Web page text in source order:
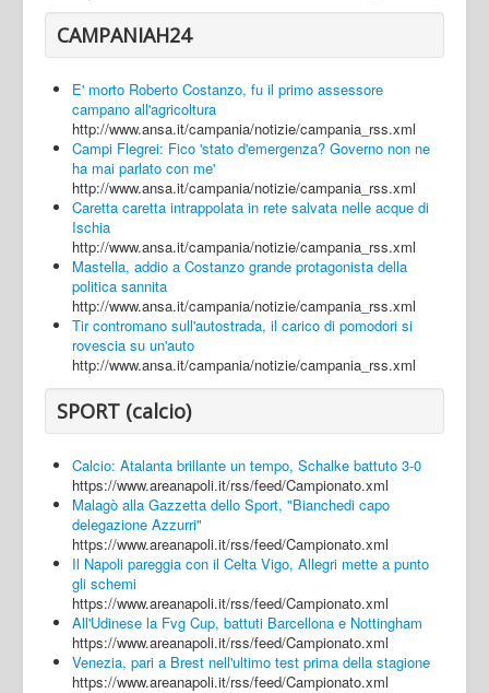
CAMPANIAH24
E' morto Roberto Costanzo, fu il primo assessore
campano all'agricoltura
http://www.ansa.it/campania/notizie/campania_rss.xml
Campi Flegrei: Fico 'stato d'emergenza? Governo non ne
ha mai parlato con me'
http://www.ansa.it/campania/notizie/campania_rss.xml
Caretta caretta intrappolata in rete salvata nelle acque di
Ischia
http://www.ansa.it/campania/notizie/campania_rss.xml
Mastella, addio a Costanzo grande protagonista della
politica sannita
http://www.ansa.it/campania/notizie/campania_rss.xml
Tir contromano sull'autostrada, il carico di pomodori si
rovescia su un'auto
http://www.ansa.it/campania/notizie/campania_rss.xml
SPORT (calcio)
Calcio: Atalanta brillante un tempo, Schalke battuto 3-0
https://www.areanapoli.it/rss/feed/Campionato.xml
Malagò alla Gazzetta dello Sport, "Bianchedi capo
delegazione Azzurri"
https://www.areanapoli.it/rss/feed/Campionato.xml
Il Napoli pareggia con il Celta Vigo, Allegri mette a punto
gli schemi
https://www.areanapoli.it/rss/feed/Campionato.xml
All'Udinese la Fvg Cup, battuti Barcellona e Nottingham
https://www.areanapoli.it/rss/feed/Campionato.xml
Venezia, pari a Brest nell'ultimo test prima della stagione
https://www.areanapoli.it/rss/feed/Campionato.xml